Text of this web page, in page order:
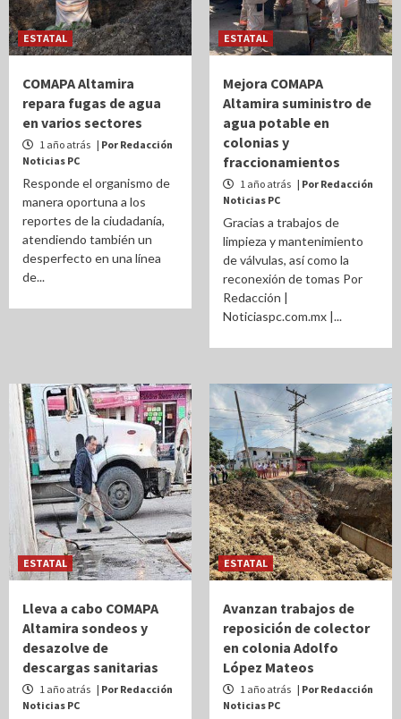
ESTATAL
COMAPA Altamira
repara fugas de agua
en varios sectores
1 año atrás | Por Redacción
Noticias PC
Responde el organismo de
manera oportuna a los
reportes de la ciudadanía,
atendiendo también un
desperfecto en una línea
de...
ESTATAL
Mejora COMAPA
Altamira suministro de
agua potable en
colonias y
fraccionamientos
1 año atrás | Por Redacción
Noticias PC
Gracias a trabajos de
limpieza y mantenimiento
de válvulas, así como la
reconexión de tomas Por
Redacción |
Noticiaspc.com.mx |...
ESTATAL
Lleva a cabo COMAPA
Altamira sondeos y
desazolve de
descargas sanitarias
1 año atrás | Por Redacción
Noticias PC
ESTATAL
Avanzan trabajos de
reposición de colector
en colonia Adolfo
López Mateos
1 año atrás | Por Redacción
Noticias PC